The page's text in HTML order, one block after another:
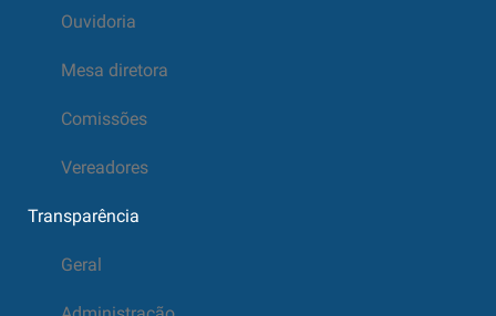
Ouvidoria
Mesa diretora
Comissões
Vereadores
Transparência
Geral